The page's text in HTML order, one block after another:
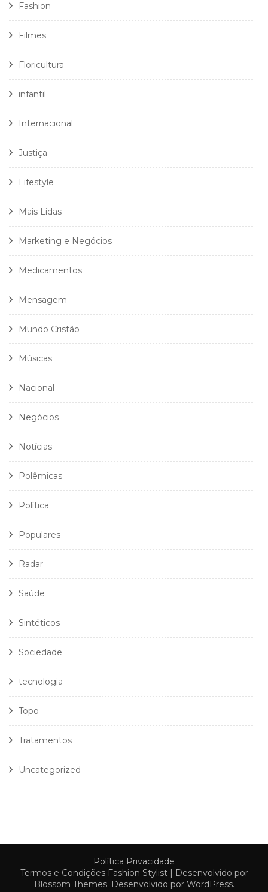
Fashion
Filmes
Floricultura
infantil
Internacional
Justiça
Lifestyle
Mais Lidas
Marketing e Negócios
Medicamentos
Mensagem
Mundo Cristão
Músicas
Nacional
Negócios
Notícias
Polêmicas
Política
Populares
Radar
Saúde
Sintéticos
Sociedade
tecnologia
Topo
Tratamentos
Uncategorized
Política Privacidade
Termos e CondiçõesFashion Stylist | Desenvolvido por
Blossom Themes. Desenvolvido por WordPress.